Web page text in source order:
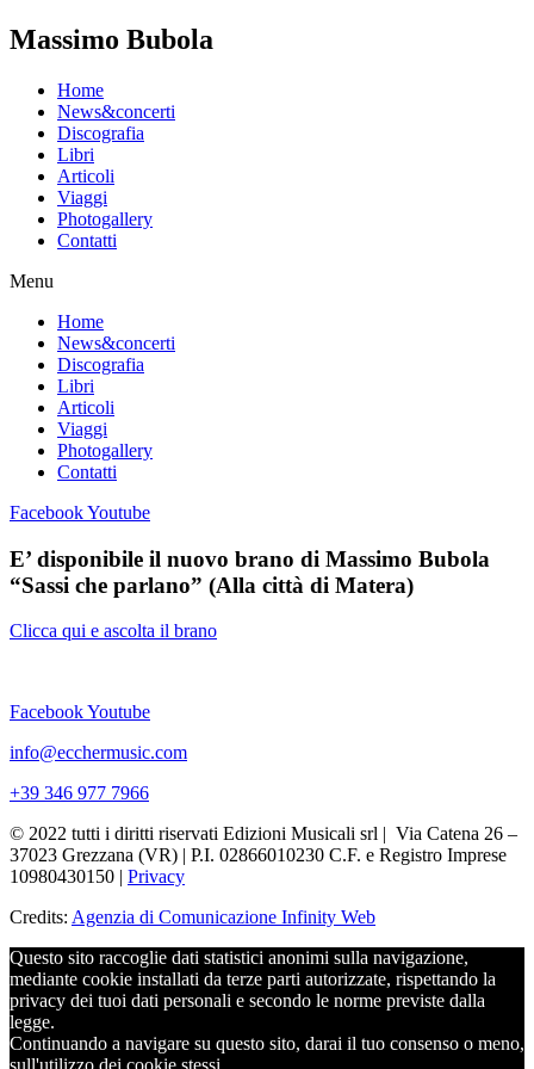
Massimo Bubola
Home
News&concerti
Discografia
Libri
Articoli
Viaggi
Photogallery
Contatti
Menu
Home
News&concerti
Discografia
Libri
Articoli
Viaggi
Photogallery
Contatti
FacebookYoutube
E’ disponibile il nuovo brano di Massimo Bubola
“Sassi che parlano” (Alla città di Matera)
Clicca qui e ascolta il brano
FacebookYoutube
info@ecchermusic.com
+39 346 977 7966
© 2022 tutti i diritti riservati Edizioni Musicali srl | Via Catena 26 –
37023 Grezzana (VR) | P.I. 02866010230 C.F. e Registro Imprese
10980430150 | Privacy
Credits: Agenzia di Comunicazione Infinity Web
Questo sito raccoglie dati statistici anonimi sulla navigazione,
mediante cookie installati da terze parti autorizzate, rispettando la
privacy dei tuoi dati personali e secondo le norme previste dalla
legge.
Continuando a navigare su questo sito, darai il tuo consenso o meno,